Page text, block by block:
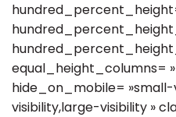
equal_height_columns=
hide_on_mobile=
visibility,large-visibility »